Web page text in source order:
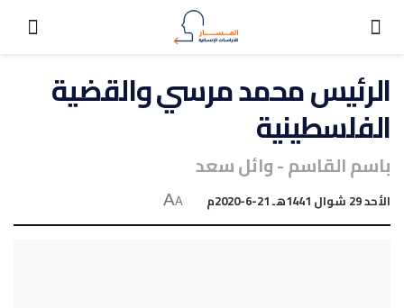
الرئيس محمد مرسي والقضية
الفلسطينية
باسم القاسم - وائل سعد
الأحد 29 شوال 1441هـ 21-6-2020م A
A